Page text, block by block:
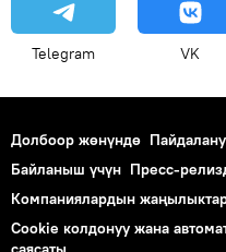
Telegram VK
Долбоор жөнүндө
Байланыш үчүн Пресс-
Компаниялардын
Cookie колдонуу жана